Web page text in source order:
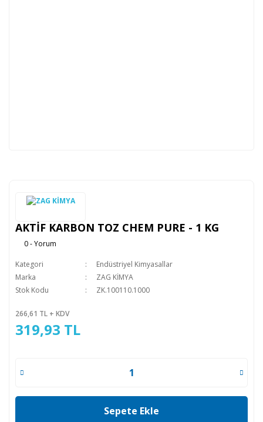
AKTİF KARBON TOZ CHEM PURE - 1 KG
0 - Yorum
Kategori
Endüstriyel Kimyasallar
Marka
ZAG KİMYA
Stok Kodu
ZK.100110.1000
266,61 TL + KDV
319,93 TL
Sepete Ekle